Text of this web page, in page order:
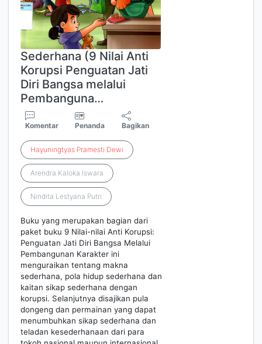
Sederhana (9 Nilai Anti
Korupsi Penguatan Jati
Diri Bangsa melalui
Pembanguna…
Komentar Penanda Bagikan
Hayuningtyas Pramesti Dewi
Arendra Kaloka Iswara
Nindita Lestyana Putri
Buku yang merupakan bagian dari
paket buku 9 Nilai-nilai Anti Korupsi:
Penguatan Jati Diri Bangsa Melalui
Pembangunan Karakter ini
menguraikan tentang makna
sederhana, pola hidup sederhana dan
kaitan sikap sederhana dengan
korupsi. Selanjutnya disajikan pula
dongeng dan permainan yang dapat
menumbuhkan sikap sederhana dan
teladan kesederhanaan dari para